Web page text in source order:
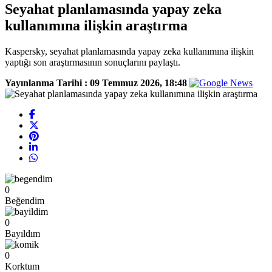
Seyahat planlamasında yapay zeka
kullanımına ilişkin araştırma
Kaspersky, seyahat planlamasında yapay zeka kullanımına ilişkin
yaptığı son araştırmasının sonuçlarını paylaştı.
Yayınlanma Tarihi : 09 Temmuz 2026, 18:48
0
Beğendim
0
Bayıldım
0
Korktum